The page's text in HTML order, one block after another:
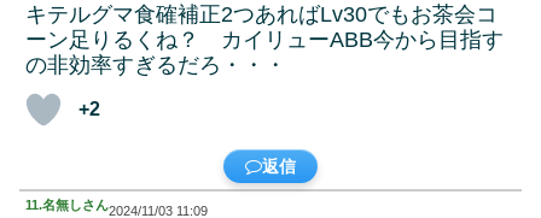
キテルグマ食確補正2つあればLv30でもお茶会コ
ーン足りるくね？ カイリューABB今から目指す
の非効率すぎるだろ・・・
+2
返信
11.名無しさん2024/11/03 11:09